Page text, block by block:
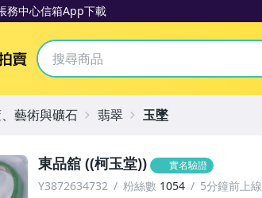
務中心信箱App下載
Yahoo拍賣
東品舘 ((柯玉堂)) 實名驗證
Y3872634732 粉絲數 1054
5分鐘前上線
藝術與礦石 翡翠 玉墜